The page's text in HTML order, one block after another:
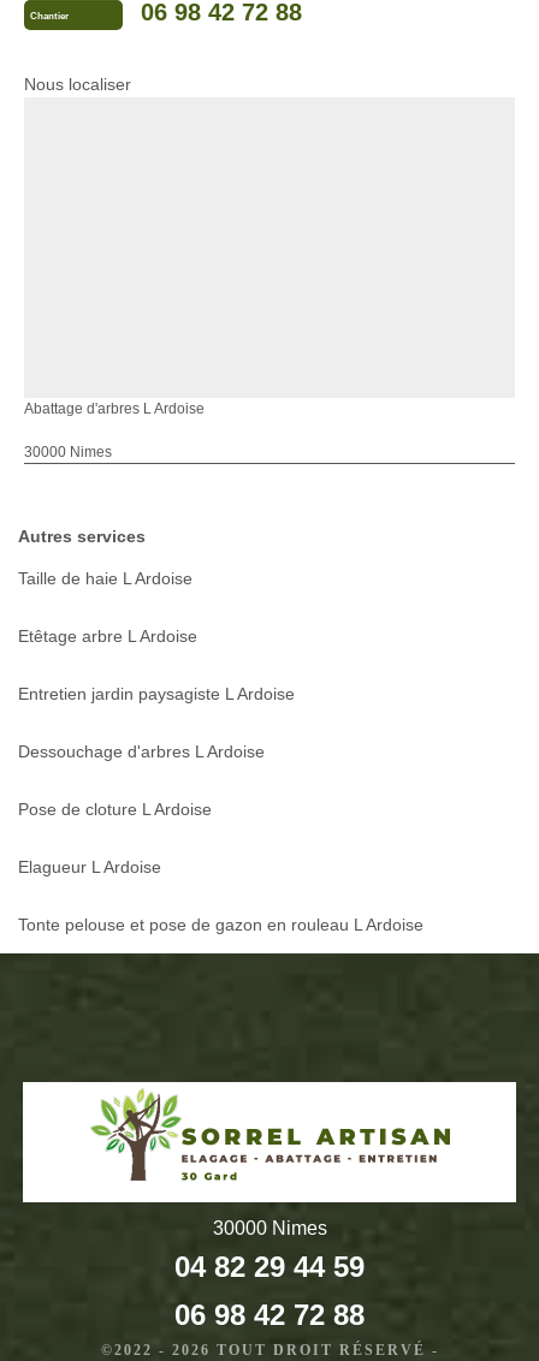
Chantier 06 98 42 72 88
Nous localiser
Abattage d'arbres L Ardoise
30000 Nimes
Autres services
Taille de haie L Ardoise
Etêtage arbre L Ardoise
Entretien jardin paysagiste L Ardoise
Dessouchage d'arbres L Ardoise
Pose de cloture L Ardoise
Elagueur L Ardoise
Tonte pelouse et pose de gazon en rouleau L Ardoise
30000 Nimes
04 82 29 44 59
06 98 42 72 88
©2022 - 2026 TOUT DROIT RÉSERVÉ -